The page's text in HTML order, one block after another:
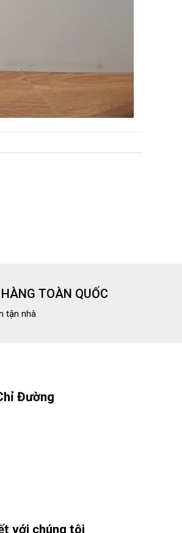
TOÀN QUỐC
tận nhà
Đường
với chúng tôi